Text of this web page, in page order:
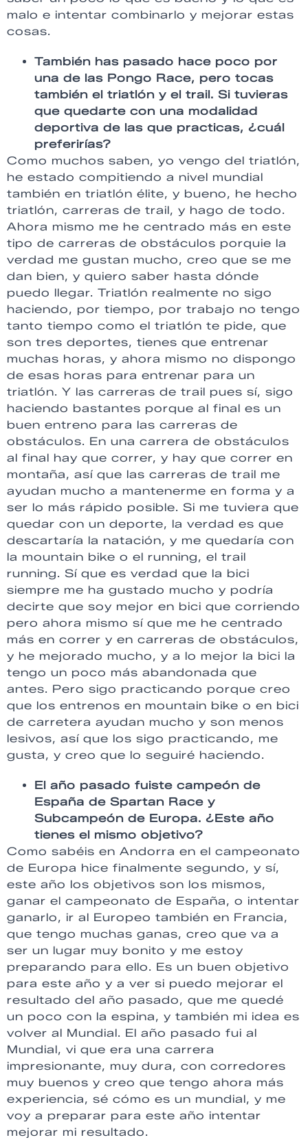
malo e intentar combinarlo y mejorar estas
cosas.
También has pasado hace poco por
una de las Pongo Race, pero tocas
también el triatlón y el trail. Si tuvieras
que quedarte con una modalidad
deportiva de las que practicas, ¿cuál
preferirías?
Como muchos saben, yo vengo del triatlón,
he estado compitiendo a nivel mundial
también en triatlón élite, y bueno, he hecho
triatlón, carreras de trail, y hago de todo.
Ahora mismo me he centrado más en este
tipo de carreras de obstáculos porquie la
verdad me gustan mucho, creo que se me
dan bien, y quiero saber hasta dónde
puedo llegar. Triatlón realmente no sigo
haciendo, por tiempo, por trabajo no tengo
tanto tiempo como el triatlón te pide, que
son tres deportes, tienes que entrenar
muchas horas, y ahora mismo no dispongo
de esas horas para entrenar para un
triatlón. Y las carreras de trail pues sí, sigo
haciendo bastantes porque al final es un
buen entreno para las carreras de
obstáculos. En una carrera de obstáculos
al final hay que correr, y hay que correr en
montaña, así que las carreras de trail me
ayudan mucho a mantenerme en forma y a
ser lo más rápido posible. Si me tuviera que
quedar con un deporte, la verdad es que
descartaría la natación, y me quedaría con
la mountain bike o el running, el trail
running. Sí que es verdad que la bici
siempre me ha gustado mucho y podría
decirte que soy mejor en bici que corriendo
pero ahora mismo sí que me he centrado
más en correr y en carreras de obstáculos,
y he mejorado mucho, y a lo mejor la bici la
tengo un poco más abandonada que
antes. Pero sigo practicando porque creo
que los entrenos en mountain bike o en bici
de carretera ayudan mucho y son menos
lesivos, así que los sigo practicando, me
gusta, y creo que lo seguiré haciendo.
El año pasado fuiste campeón de
España de Spartan Race y
Subcampeón de Europa. ¿Este año
tienes el mismo objetivo?
Como sabéis en Andorra en el campeonato
de Europa hice finalmente segundo, y sí,
este año los objetivos son los mismos,
ganar el campeonato de España, o intentar
ganarlo, ir al Europeo también en Francia,
que tengo muchas ganas, creo que va a
ser un lugar muy bonito y me estoy
preparando para ello. Es un buen objetivo
para este año y a ver si puedo mejorar el
resultado del año pasado, que me quedé
un poco con la espina, y también mi idea es
volver al Mundial. El año pasado fui al
Mundial, vi que era una carrera
impresionante, muy dura, con corredores
muy buenos y creo que tengo ahora más
experiencia, sé cómo es un mundial, y me
voy a preparar para este año intentar
mejorar mi resultado.